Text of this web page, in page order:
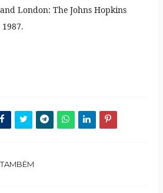
London: The Johns Hopkins